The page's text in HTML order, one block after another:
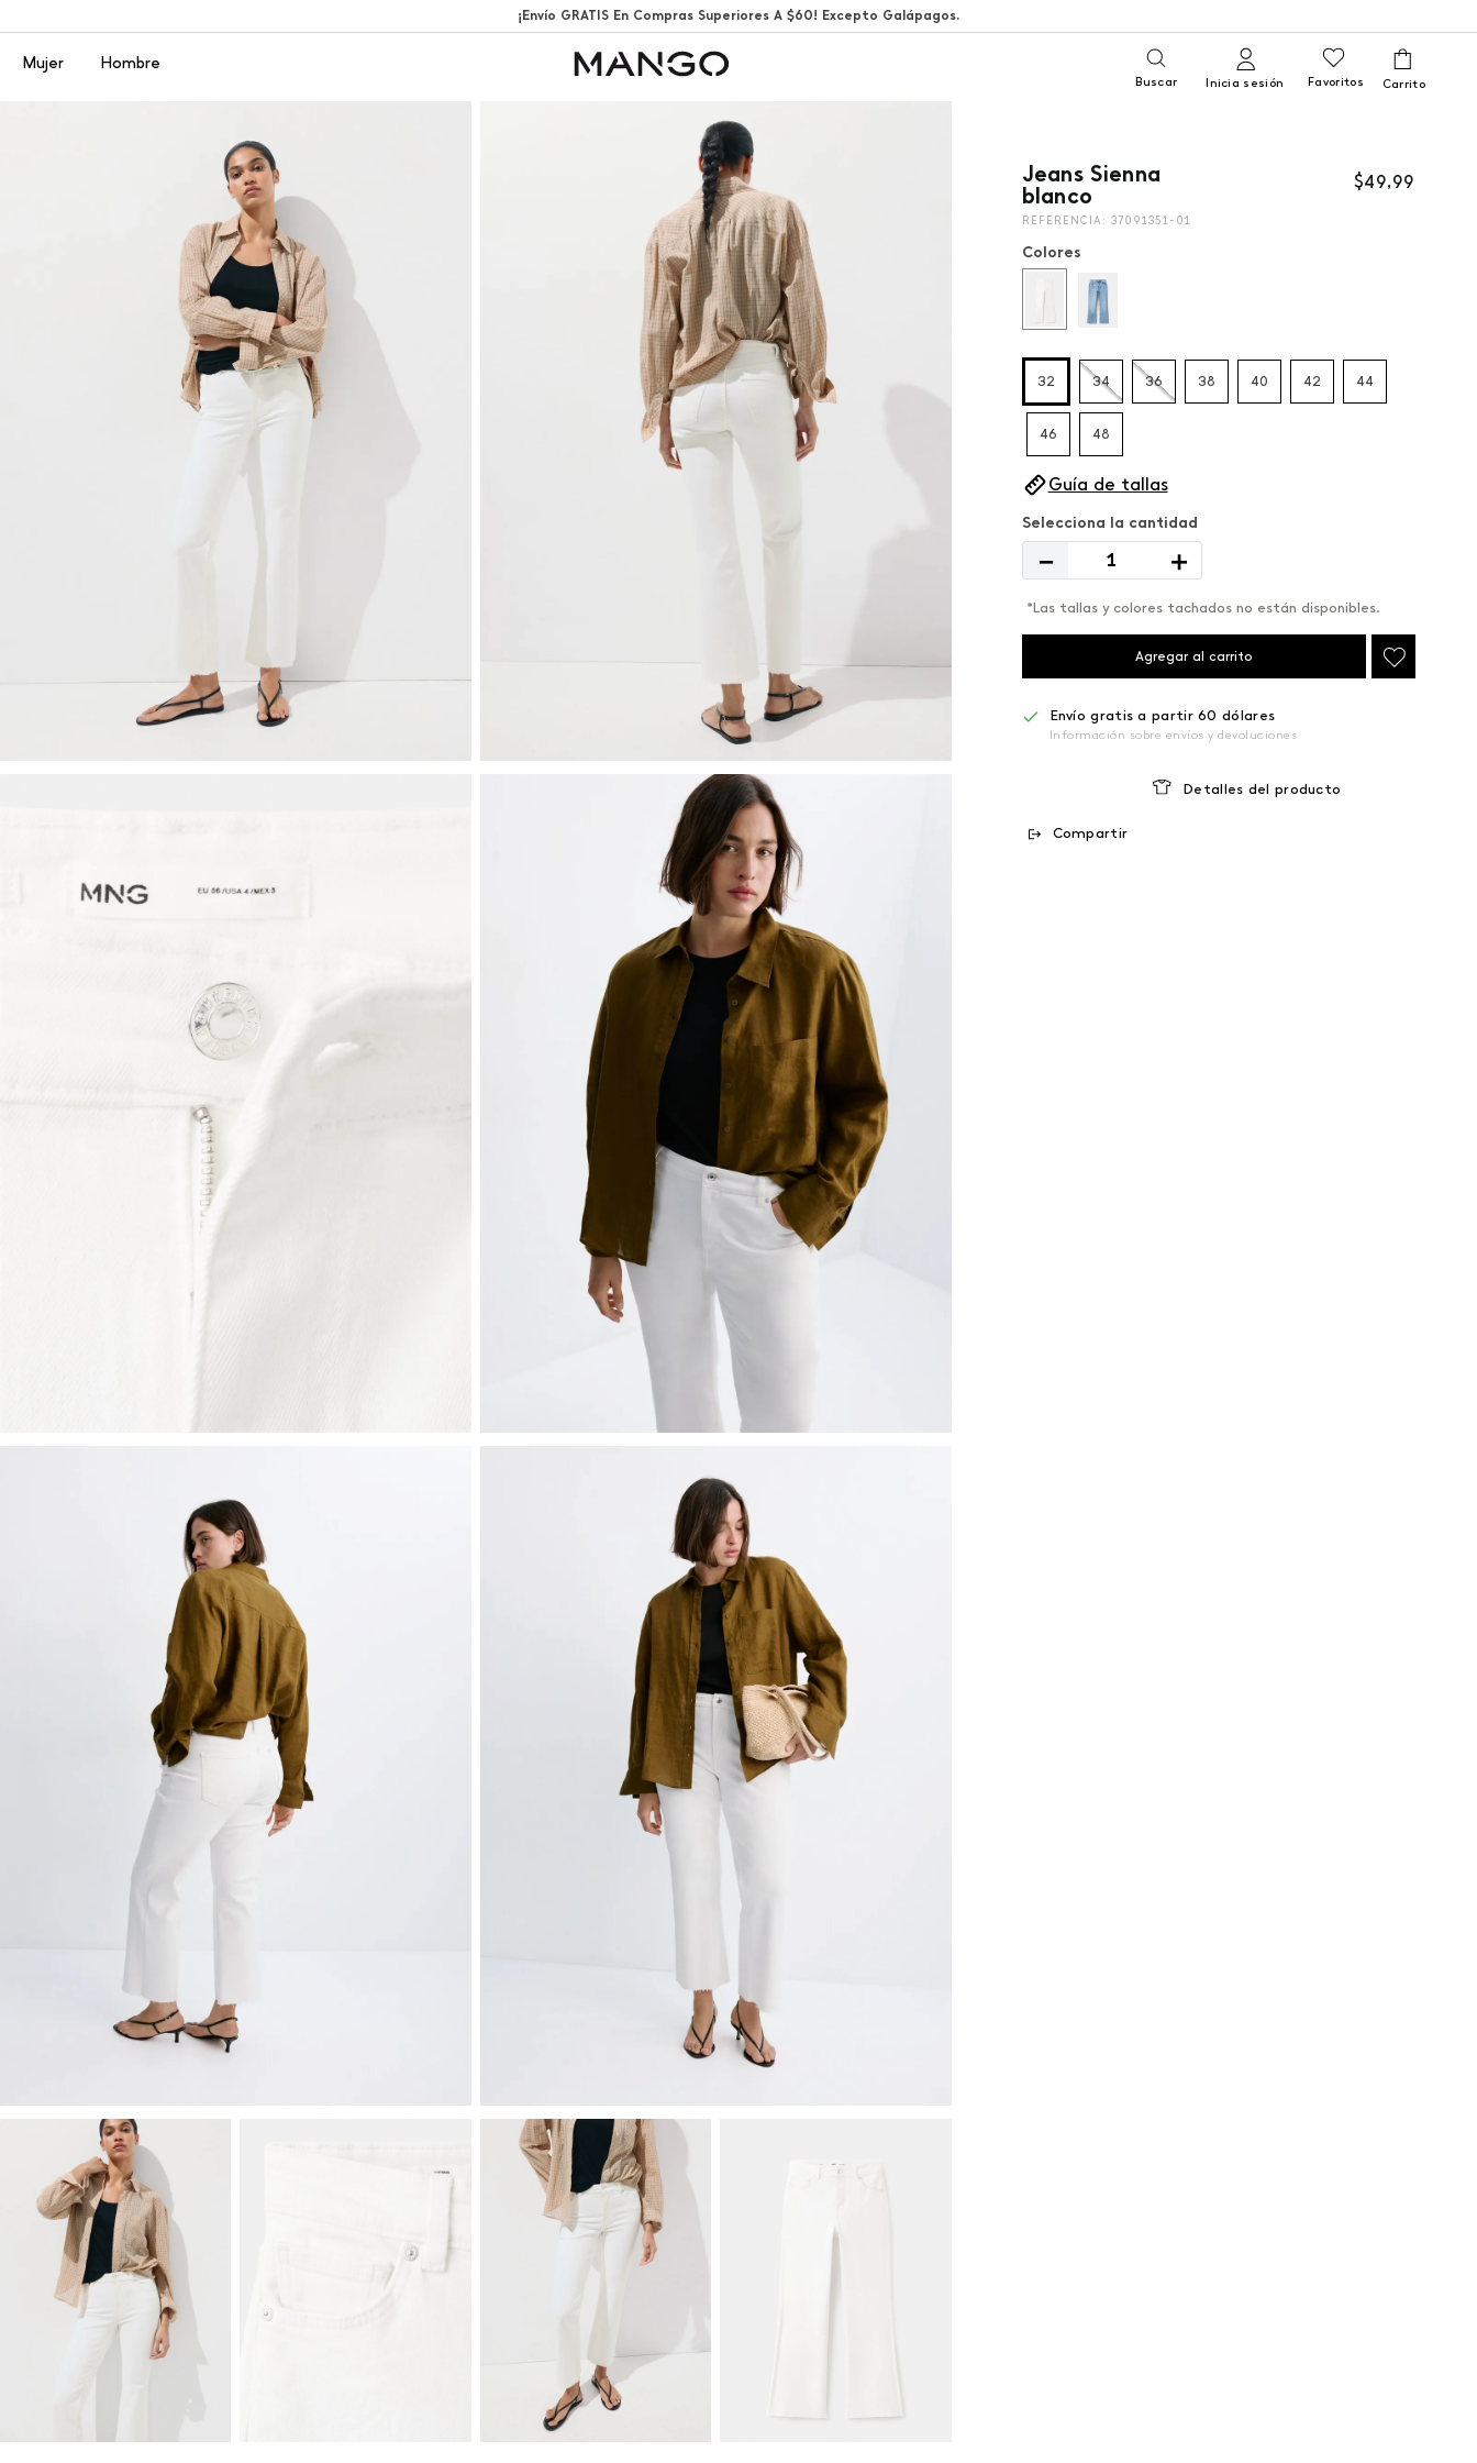
¡Envío GRATIS En Compras Superiores A $60! Excepto Galápagos.
Menú
Mujer Hombre
Buscar Inicia sesión Favoritos
Jeans Sienna
blanco
$49,99
REFERENCIA : 37091351-01
Colores
32 34 36 38 40 42 44
46 48
Guía de tallas
＋
－
*Las tallas y colores tachados no están disponibles.
Agregar al carrito
Envío gratis a partir 60 dólares
Información sobre envíos y devoluciones
Detalles del producto
Compartir